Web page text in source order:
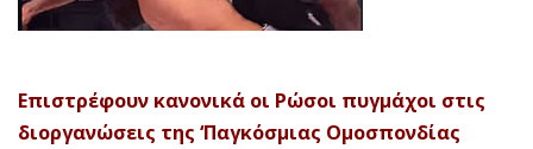
Επιστρέφουν κανονικά οι Ρώσοι πυγμάχοι στις
διοργανώσεις της ‘Παγκόσμιας Ομοσπονδίας